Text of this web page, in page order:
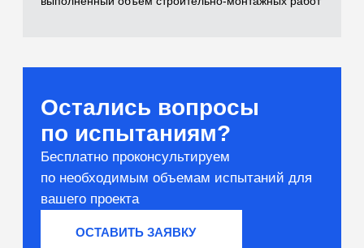
Нерудные материалы
[04]
Вяжущие и сырьё
Тестирование компонентов